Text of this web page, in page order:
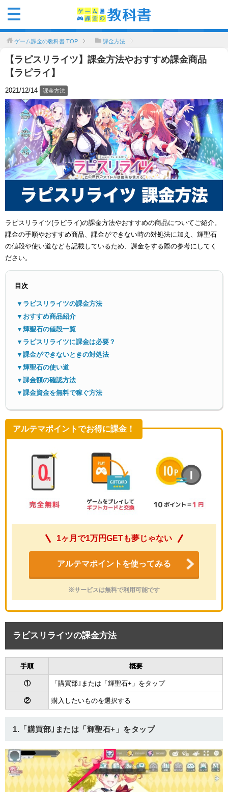
ゲーム課金の教科書 TOP 課金方法
【ラピスリライツ】課金方法やおすすめ課金商品
【ラピライ】
2021/12/14 課金方法
ラピスリライツ(ラピライ)の課金方法やおすすめの商品についてご紹介。
課金の手順やおすすめ商品、課金ができない時の対処法に加え、輝聖石
の値段や使い道なども記載しているため、課金をする際の参考にしてく
ださい。
目次
▼ラピスリライツの課金方法
▼おすすめ商品紹介
▼輝聖石の値段一覧
▼ラピスリライツに課金は必要？
▼課金ができないときの対処法
▼輝聖石の使い道
▼課金額の確認方法
▼課金資金を無料で稼ぐ方法
アルテマポイントでお得に課金！
1ヶ月で1万円GETも夢じゃない
アルテマポイントを使ってみる
※サービスは無料で利用可能です
ラピスリライツの課金方法
手順 概要
① 「購買部｣または「輝聖石+」をタップ
② 購入したいものを選択する
1.「購買部｣または「輝聖石+」をタップ